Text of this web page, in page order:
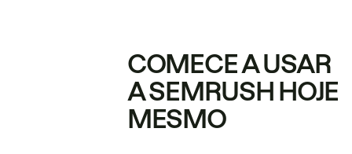
COMECE A USAR
A SEMRUSH HOJE
MESMO